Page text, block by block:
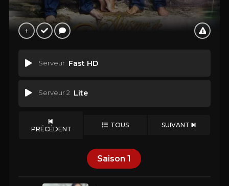
Serveur Fast HD
Serveur 2 Lite
PRÉCÉDENT TOUS SUIVANT
Saison 1